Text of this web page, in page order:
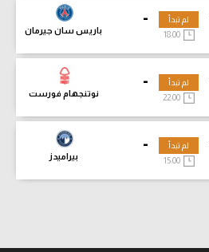
-
باريس سان جيرمان
لم تبدأ
18:00
-
نوتنجهام فورست
لم تبدأ
-
بيراميدز
لم تبدأ
15:00